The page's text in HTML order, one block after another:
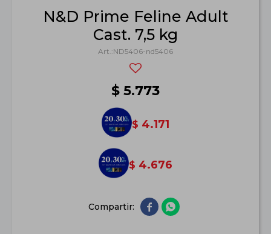
N&D Prime Feline Adult
Cast. 7,5 kg
ND5406-nd5406
$ 5.773
$ 4.171
$ 4.676
 